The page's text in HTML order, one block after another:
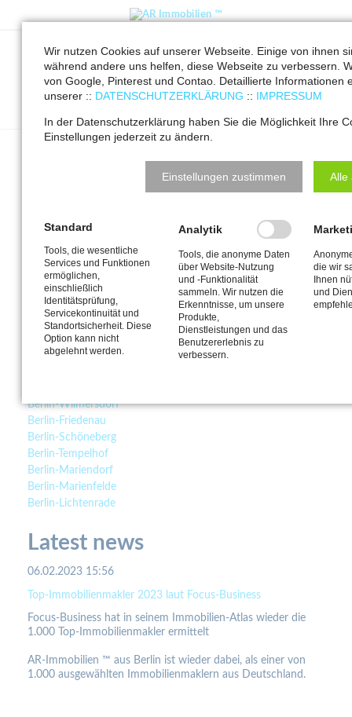
Berlin Schmargendorf
AR Immobilien ™ Immobilien Service Berlin
Immobilien und
Sie als Immobilienmakler tätig und
vermitteln Ihr Haus, Ihre Wohnung oder
Berlin-Nikolassee
Berlin-Zehlendorf
Berlin-Dahlem
Berlin-Lichterfelde
Berlin-Steglitz
Berlin-Lankwitz
Berlin-Grunewald
Berlin-Wilmersdorf
Berlin-Friedenau
Berlin-Schöneberg
Berlin-Tempelhof
Berlin-Mariendorf
Berlin-Marienfelde
Berlin-Lichtenrade
Latest news
06.02.2023 15:56
Top-Immobilienmakler 2023 laut Focus-Business
Focus-Business hat in seinem Immobilien-Atlas wieder die
1.000 Top-Immobilienmakler ermittelt
AR-Immobilien ™ aus Berlin ist wieder dabei, als einer von
1.000 ausgewählten Immobilienmaklern aus Deutschland.
Wir nutzen Cookies auf unserer Webseite. Einige von ihnen
während andere uns helfen, diese Webseite zu verbessern.
von Google, Pinterest und Contao. Detaillierte Informationen
unserer :: DATENSCHUTZERKLÄRUNG :: IMPRESSUM
In der Datenschutzerklärung haben Sie die Möglichkeit Ihre
Einstellungen jederzeit zu ändern.
Einstellungen zustimmen Alle
Standard
Tools, die wesentliche
Services und Funktionen
ermöglichen,
einschließlich
Identitätsprüfung,
Servicekontinuität und
Standortsicherheit. Diese
Option kann nicht
abgelehnt werden.
Analytik
Tools, die anonyme Daten
über Website-Nutzung
und -Funktionalität
sammeln. Wir nutzen die
Erkenntnisse, um unsere
Produkte,
Dienstleistungen und das
Benutzererlebnis zu
verbessern.
die wir
Ihnen
und